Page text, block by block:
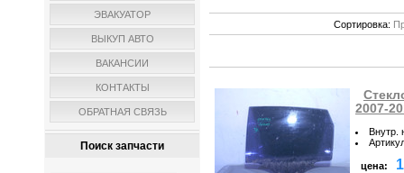
ЭВАКУАТОР
ВЫКУП АВТО
ВАКАНСИИ
КОНТАКТЫ
ОБРАТНАЯ СВЯЗЬ
Поиск запчасти
Сортировка:
2007-
Внутр.
цена: